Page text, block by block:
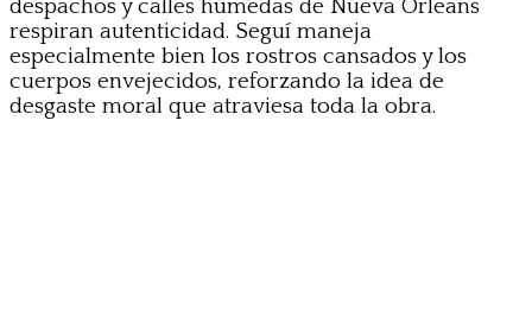
despachos y calles húmedas de Nueva Orleans
respiran autenticidad. Seguí maneja
especialmente bien los rostros cansados y los
cuerpos envejecidos, reforzando la idea de
desgaste moral que atraviesa toda la obra.